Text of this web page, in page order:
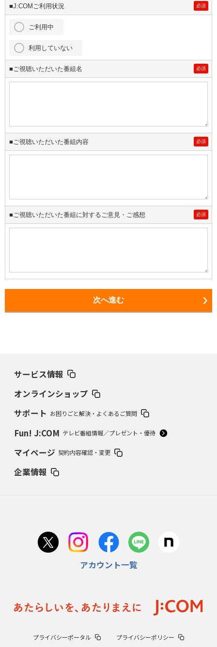
■J:COMご利用状況 必須
ご利用中
利用していない
■ご視聴いただいた番組名 必須
■ご視聴いただいた番組内容 必須
■ご視聴いただいた番組に対するご意見・ご感想 必須
次へ進む
サービス情報
オンラインショップ
サポート お困りごと解決・よくあるご質問
Fun! J:COM テレビ番組情報／プレゼント・優待
マイページ 契約内容確認・変更
企業情報
アカウント一覧
プライバシーポータル プライバシーポリシー